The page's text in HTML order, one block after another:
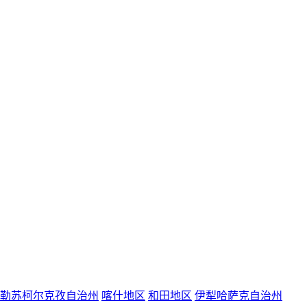
苏柯尔克孜自治州 喀什地区 和田地区 伊犁哈萨克自治州